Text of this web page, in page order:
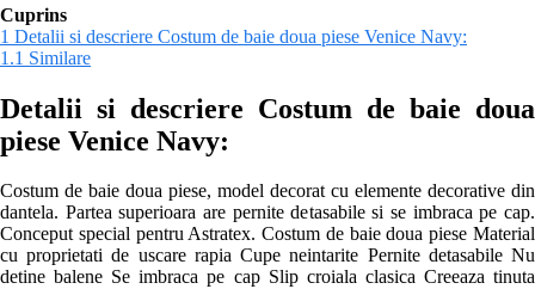
Cuprins
1 Detalii si descriere Costum de baie doua piese Venice Navy:
1.1 Similare
Detalii si descriere Costum de baie doua
piese Venice Navy:
Costum de baie doua piese, model decorat cu elemente decorative din
dantela. Partea superioara are pernite detasabile si se imbraca pe cap.
Conceput special pentru Astratex. Costum de baie doua piese Material
cu proprietati de uscare rapia Cupe neintarite Pernite detasabile Nu
detine balene Se imbraca pe cap Slip croiala clasica Creeaza tinuta